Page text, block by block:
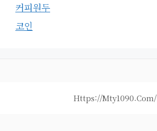
커피원두
코인
Https://mty1090.com/